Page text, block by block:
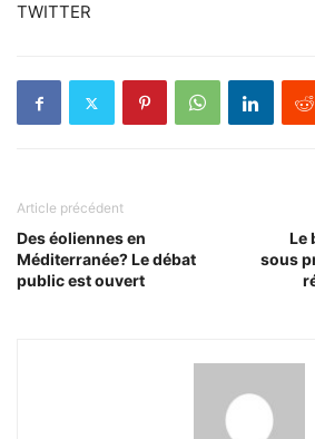
TWITTER
Article précédent
Des éoliennes en
Méditerranée? Le débat
public est ouvert
Le
sous